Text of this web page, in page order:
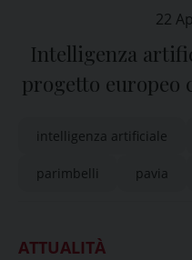
22
Intelligenza
progetto europeo
intelligenza artificiale
parimbelli pavia
ATTUALITÀ